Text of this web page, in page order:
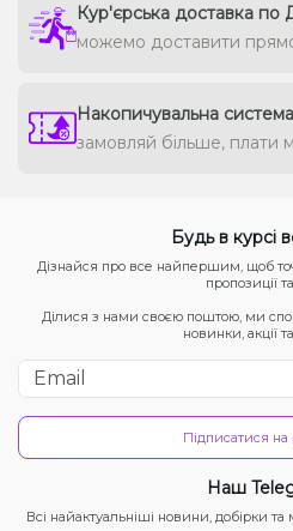
Кур'єрська доставка по
можемо доставити
Накопичувальна
замовляй більше, плати
Будь в курсі
Дізнайся про все найпершим, щоб
пропозиції
Ділися з нами своєю поштою, ми
новинки, акції
Підписатися на
Наш
Всі найактуальніші новини, добірки та